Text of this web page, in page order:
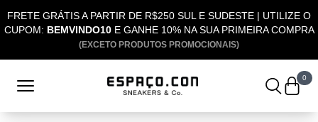
FRETE GRÁTIS A PARTIR DE R$250 SUL E SUDESTE | UTILIZE O
CUPOM: BEMVINDO10E GANHE 10% NA SUA PRIMEIRA COMPRA
(EXCETO PRODUTOS PROMOCIONAIS)
0